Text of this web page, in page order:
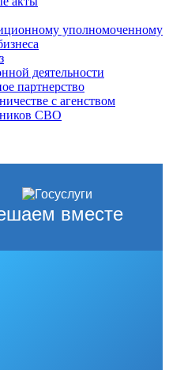
уполномоченному
деятельности
партнерство
с агенством
СВО
вместе